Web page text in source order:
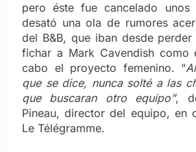
pero éste fue cancelado unos
desató una ola de rumores
del B&B, que iban desde
fichar a Mark Cavendish
cabo el proyecto femenino. “
que se dice, nunca solté a las
que buscaran otro equipo”,
Pineau, director del equipo, en
Le Télégramme.